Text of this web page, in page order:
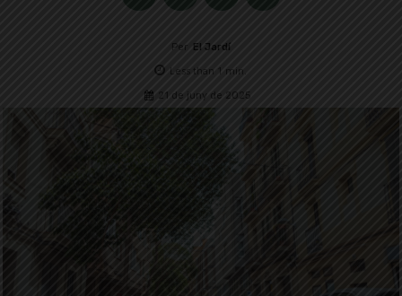
Per El Jardí
Less than 1 min.
21 de juny de 2025